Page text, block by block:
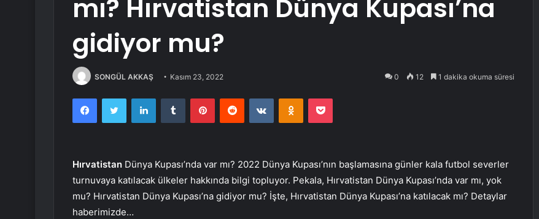
mı? Hırvatistan Dünya Kupası’na
gidiyor mu?
SONGÜL AKKAŞ Kasım 23, 2022 0 12 1 dakika okuma süresi
FacebookTwitter LinkedInTumblr PinterestReddit VKontakteOdnoklassniki
Pocket
Hırvatistan Dünya Kupası’nda var mı? 2022 Dünya Kupası’nın başlamasına günler kala futbol severler
turnuvaya katılacak ülkeler hakkında bilgi topluyor. Pekala, Hırvatistan Dünya Kupası’nda var mı, yok
mu? Hırvatistan Dünya Kupası’na gidiyor mu? İşte, Hırvatistan Dünya Kupası’na katılacak mı? Detaylar
haberimizde…